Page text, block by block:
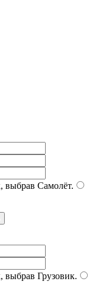
выбрав Самолёт.
выбрав Грузовик.